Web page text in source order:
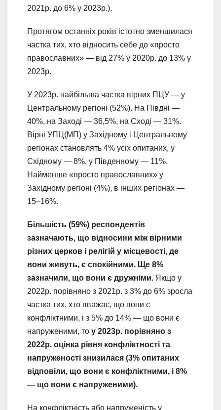
2021р. до 6% у 2023р.).
Протягом останніх років істотно зменшилася
частка тих, хто відносить себе до «просто
православних» — від 27% у 2020р. до 13% у
2023р.
У 2023р. найбільша частка вірних ПЦУ — у
Центральному регіоні (52%). На Півдні —
40%, на Заході — 36,5%, на Сході — 31%.
Вірні УПЦ(МП) у Західному і Центральному
регіонах становлять 4% усіх опитаних, у
Східному — 8%, у Південному — 11%.
Найменше «просто православних» у
Західному регіоні (4%), в інших регіонах —
15–16%.
Більшість (59%) респондентів
зазначають, що відносини між вірними
різних церков і релігій у місцевості, де
вони живуть, є спокійними. Ще 8%
зазначили, що вони є дружніми. Якщо у
2022р. порівняно з 2021р. з 3% до 6% зросла
частка тих, хто вважає, що вони є
конфліктними, і з 5% до 14% — що вони є
напруженими, то у 2023р. порівняно з
2022р. оцінка рівня конфліктності та
напруженості знизилася (3% опитаних
відповіли, що вони є конфліктними, і 8%
— що вони є напруженими).
На конфліктність або напруженість у